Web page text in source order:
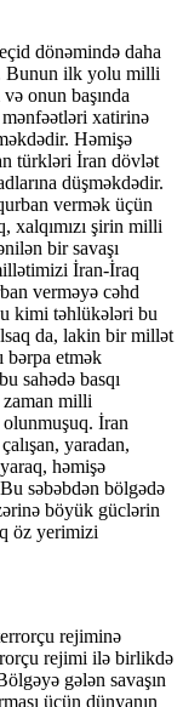
dönəmində daha
Bunun ilk yolu milli
onun başında
xatirinə
Həmişə
türkləri İran dövlət
düşməkdədir.
vermək üçün
xalqımızı şirin milli
bir savaşı
İran-İraq
verməyə cəhd
kimi təhlükələri bu
da, lakin bir millət
bərpa etmək
sahədə basqı
zaman milli
olunmuşuq. İran
yaradan,
həmişə
səbəbdən bölgədə
böyük güclərin
öz yerimizi
rejiminə
rejimi ilə birlikdə
gələn savaşın
üçün dünyanın